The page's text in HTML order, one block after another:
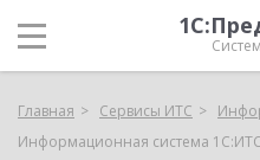
Главная Сервисы ИТС
Информационная система